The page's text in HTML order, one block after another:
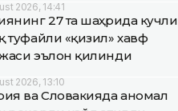
2026, 14:41
27 та шаҳрида кучли
туфайли «қизил» хавф
эълон қилинди
2026, 13:10
ва Словакияда аномал